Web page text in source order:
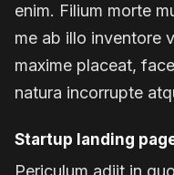
enim. Filium morte
me ab illo inventore
maxime placeat,
natura incorrupte
Startup landing
Periculum adiit in